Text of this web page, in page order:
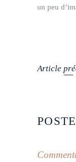
un peu
Article